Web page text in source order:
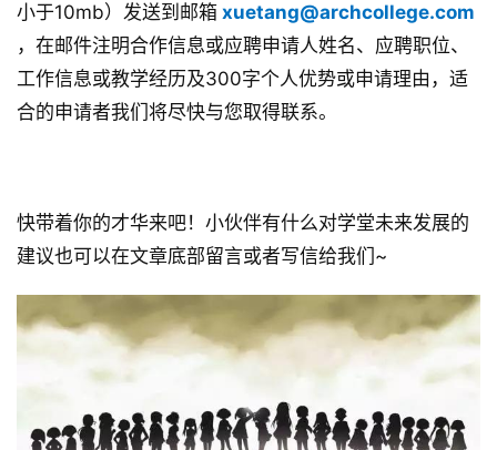
小于10mb）发送到邮箱
，在邮件注明合作信息或应聘申请人姓名、应聘职位、
工作信息或教学经历及300字个人优势或申请理由，适
合的申请者我们将尽快与您取得联系。
快带着你的才华来吧！小伙伴有什么对学堂未来发展的
建议也可以在文章底部留言或者写信给我们~